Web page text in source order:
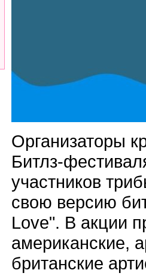
Организаторы
Битлз-
участников
свою версию
Love". В акции
американские,
британские